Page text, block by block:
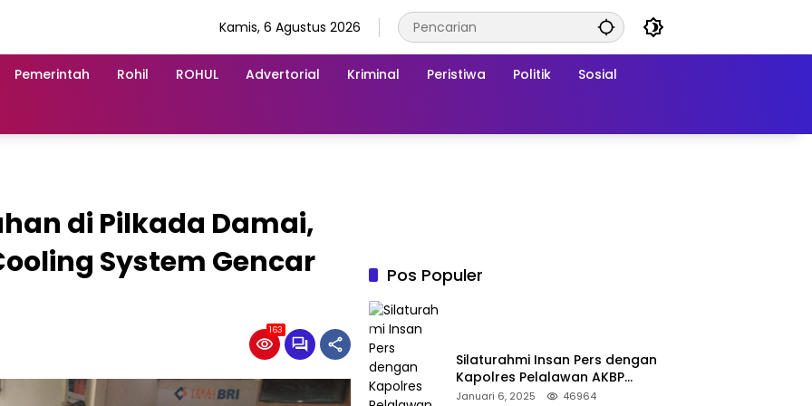
Kamis, 6 Agustus 2026
Pemerintah Rohil ROHUL Advertorial Kriminal Peristiwa Politik Sosial
di Pilkada Damai,
System Gencar
163
Pos Populer
Silaturahmi Insan Pers dengan
Kapolres Pelalawan AKBP
Afrizal Asri, S.I.K.
Januari 6, 2025 46964